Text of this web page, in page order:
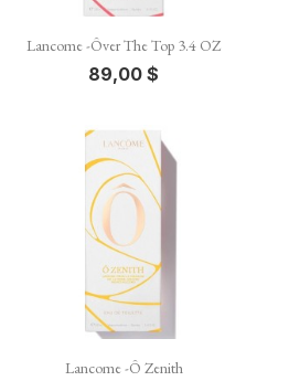
Lancome -Ôver The Top 3.4 OZ
89,00 $
Lancome -Ô Zenith